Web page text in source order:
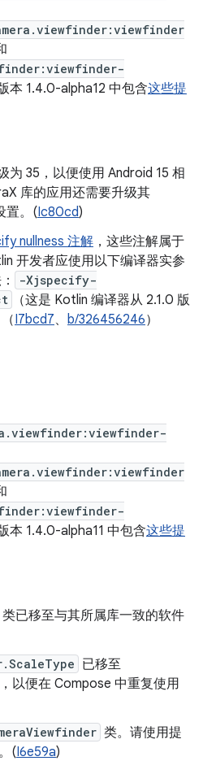
本 1.4.0-alpha12 中包含这些提
为 35，以便使用 Android 15 相
库的应用还需要升级其
置。(Ic80cd)
nullness 注解 ，这些注解属于
开发者应使用以下编译器实参
-Xjspecify-
（这是 Kotlin 编译器从 2.1.0 版
I7bcd7、 b/326456246）
本 1.4.0-alpha11 中包含这些提
类已移至与其所属库一致的软件
已移至
，以便在 Compose 中重复使用
类。请使用提
(I6e59a)